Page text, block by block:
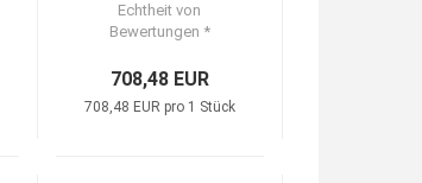
Echtheit von
Bewertungen *
708,48 EUR
708,48 EUR pro 1 Stück